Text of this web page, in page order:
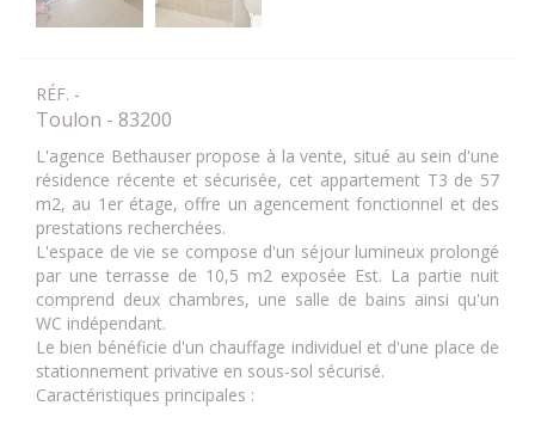
RÉF. -
Toulon - 83200
L'agence Bethauser propose à la vente, situé au sein d'une
résidence récente et sécurisée, cet appartement T3 de 57
m2, au 1er étage, offre un agencement fonctionnel et des
prestations recherchées.
L'espace de vie se compose d'un séjour lumineux prolongé
par une terrasse de 10,5 m2 exposée Est. La partie nuit
comprend deux chambres, une salle de bains ainsi qu'un
WC indépendant.
Le bien bénéficie d'un chauffage individuel et d'une place de
stationnement privative en sous-sol sécurisé.
Caractéristiques principales :